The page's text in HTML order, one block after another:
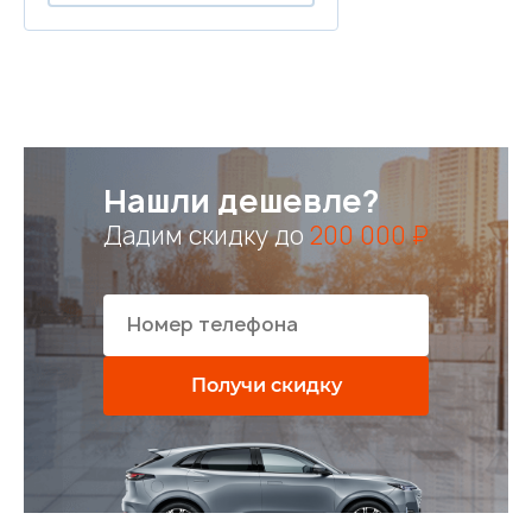
Нашли дешевле?
Дадим скидку до 200 000 ₽
Получи скидку